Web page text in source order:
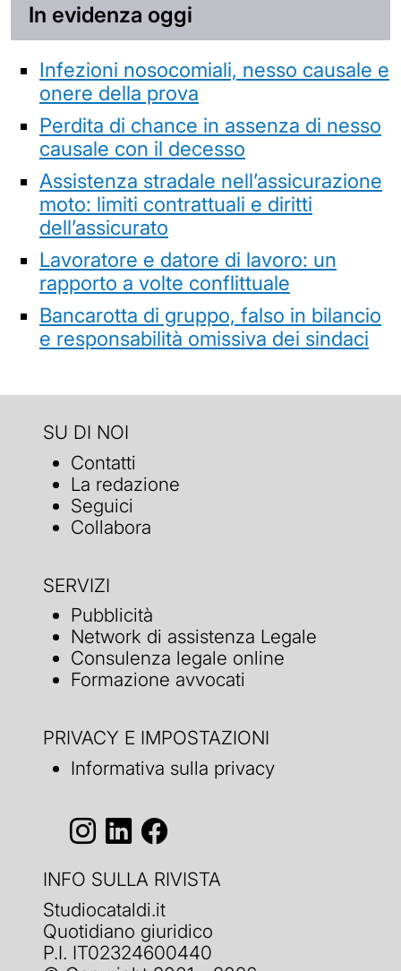
In evidenza oggi
Infezioni nosocomiali, nesso causale e
onere della prova
Perdita di chance in assenza di nesso
causale con il decesso
Assistenza stradale nell’assicurazione
moto: limiti contrattuali e diritti
dell’assicurato
Lavoratore e datore di lavoro: un
rapporto a volte conflittuale
Bancarotta di gruppo, falso in bilancio
e responsabilità omissiva dei sindaci
SU DI NOI
Contatti
La redazione
Seguici
Collabora
SERVIZI
Pubblicità
Network di assistenza Legale
Consulenza legale online
Formazione avvocati
PRIVACY E IMPOSTAZIONI
Informativa sulla privacy
INFO SULLA RIVISTA
Studiocataldi.it
Quotidiano giuridico
P.I. IT02324600440